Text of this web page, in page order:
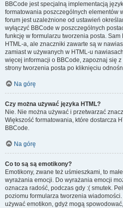
BBCode jest specjalną implementacją
formatowania poszczególnych elementów
forum jest uzależnione od ustawień
wyłączyć BBCode w poszczególnych
funkcję w formularzu tworzenia posta.
HTML-a, ale znaczniki zawarte są w
zamiast w używanych w HTML-u
więcej informacji o BBCode, zapoznaj się
strony tworzenia posta po kliknięciu
Na górę
Czy można używać języka HTML?
Nie. Nie można używać i przetwarzać
Większość formatowania, które dostarcza
BBCode.
Na górę
Co to są są emotikony?
Emotikony, zwane też uśmieszkami, to
wyrażania emocji. Do wyrażania emocji
oznacza radość, podczas gdy :( smutek.
poziomu formularza tworzenia
używać emotikon, gdyż mogą